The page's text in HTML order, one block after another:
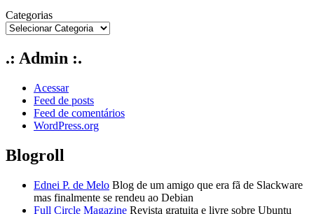
Categorias
.: Admin :.
Acessar
Feed de posts
Feed de comentários
WordPress.org
Blogroll
Ednei P. de Melo Blog de um amigo que era fã de Slackware
mas finalmente se rendeu ao Debian
Full Circle Magazine Revista gratuita e livre sobre Ubuntu